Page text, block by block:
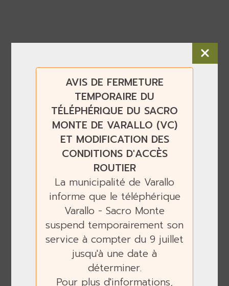
Previous
AVIS DE FERMETURE
TEMPORAIRE DU
TÉLÉPHÉRIQUE DU SACRO
MONTE DE VARALLO (VC)
ET MODIFICATION DES
CONDITIONS D'ACCÈS
ROUTIER
La municipalité de Varallo
informe que le téléphérique
Varallo - Sacro Monte
suspend temporairement son
service à compter du 9 juillet
jusqu'à une date à
déterminer.
Pour plus d'informations,